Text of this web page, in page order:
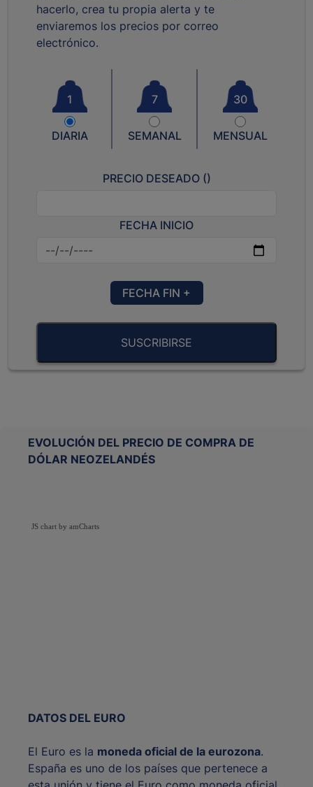
hacerlo, crea tu propia alerta y te
enviaremos los precios por correo
electrónico.
1
DIARIA
7
SEMANAL
30
MENSUAL
PRECIO DESEADO ()
FECHA INICIO
FECHA FIN +
SUSCRIBIRSE
EVOLUCIÓN DEL PRECIO DE COMPRA DE
DÓLAR NEOZELANDÉS
JS chart by amCharts
DATOS DEL EURO
El Euro es la moneda oficial de la eurozona.
España es uno de los países que pertenece a